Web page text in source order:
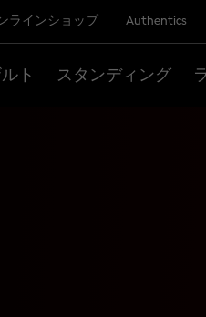
ラインショップ Authentics
ト スタンディング